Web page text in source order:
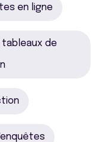
en ligne
tableaux de